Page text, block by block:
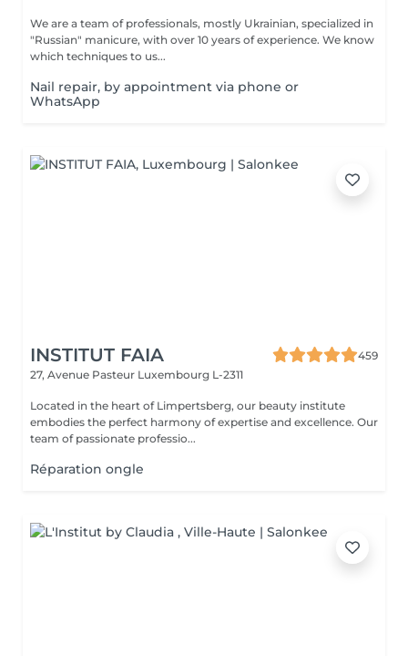
We are a team of professionals, mostly Ukrainian, specialized in
"Russian" manicure, with over 10 years of experience. We know
which techniques to us...
Nail repair, by appointment via phone or
WhatsApp
INSTITUT FAIA
459
27, Avenue Pasteur Luxembourg L-2311
Located in the heart of Limpertsberg, our beauty institute
embodies the perfect harmony of expertise and excellence. Our
team of passionate professio...
Réparation ongle